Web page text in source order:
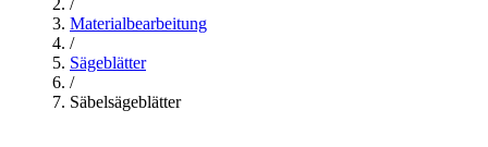
/
Materialbearbeitung
/
Sägeblätter
/
Säbelsägeblätter